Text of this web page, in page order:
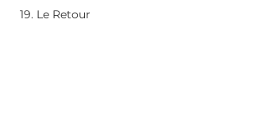
19. Le Retour